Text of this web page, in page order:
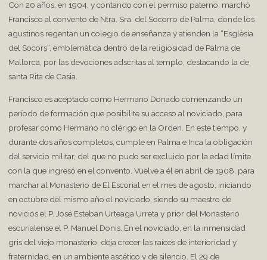
Con 20 años, en 1904, y contando con el permiso paterno, marchó
Francisco al convento de Ntra. Sra. del Socorro de Palma, donde los
agustinos regentan un colegio de enseñanza y atienden la “Esglèsia
del Socors”, emblemática dentro de la religiosidad de Palma de
Mallorca, por las devociones adscritas al templo, destacando la de
santa Rita de Casia.
Francisco es aceptado como Hermano Donado comenzando un
período de formación que posibilite su acceso al noviciado, para
profesar como Hermano no clérigo en la Orden. En este tiempo, y
durante dos años completos, cumple en Palma e Inca la obligación
del servicio militar, del que no pudo ser excluido por la edad límite
con la que ingresó en el convento. Vuelve a él en abril de 1908, para
marchar al Monasterio de El Escorial en el mes de agosto, iniciando
en octubre del mismo año el noviciado, siendo su maestro de
novicios el P. José Esteban Urteaga Urreta y prior del Monasterio
escurialense el P. Manuel Donis. En el noviciado, en la inmensidad
gris del viejo monasterio, deja crecer las raíces de interioridad y
fraternidad, en un ambiente ascético y de silencio. El 29 de